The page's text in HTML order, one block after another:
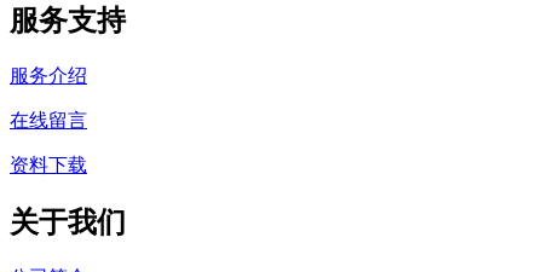
服务支持
服务介绍
在线留言
资料下载
关于我们